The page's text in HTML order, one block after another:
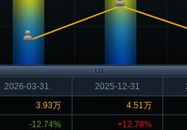
2026-03-31 2025-12-31
3.93万
4.51万
-12.74%
+12.78%